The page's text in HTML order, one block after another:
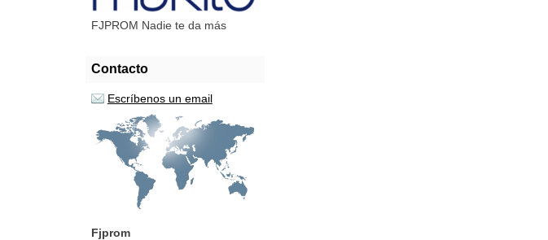
FJPROM Nadie te da más
Contacto
Escríbenos un email
Fjprom